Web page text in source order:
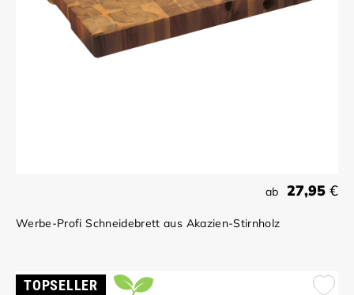
ab 27,95 €
Werbe-Profi Schneidebrett aus Akazien-Stirnholz
TOPSELLER